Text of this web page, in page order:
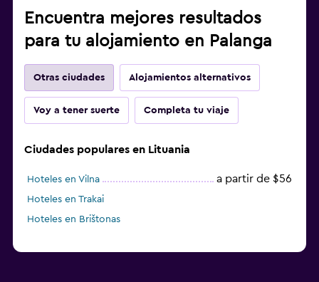
Encuentra mejores resultados
para tu alojamiento en Palanga
Otras ciudades Alojamientos alternativos
Voy a tener suerte Completa tu viaje
Ciudades populares en Lituania
Hoteles en Vilna a partir de $56
Hoteles en Trakai
Hoteles en Brištonas